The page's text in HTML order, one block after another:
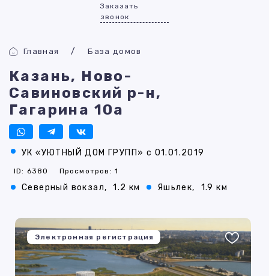
Заказать
звонок
Главная База домов
Казань, Ново-
Савиновский р-н,
Гагарина 10а
УК «УЮТНЫЙ ДОМ ГРУПП» с 01.01.2019
ID: 6380 Просмотров: 1
Северный вокзал, 1.2 км Яшьлек, 1.9 км
Электронная регистрация